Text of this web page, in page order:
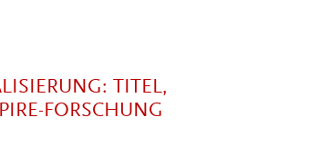
TITEL,
FORSCHUNG